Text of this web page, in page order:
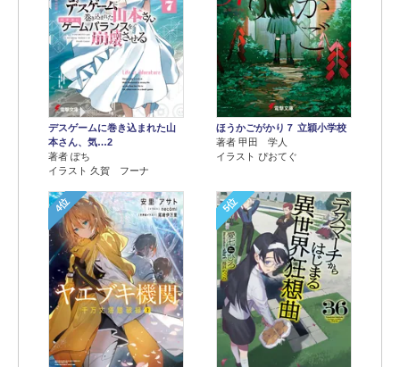
デスゲームに巻き込まれた山
本さん、気…2
著者 ぽち
イラスト 久賀 フーナ
ほうかごがかり７ 立穎小学校
著者 甲田 学人
イラスト ぴおてぐ
4位 5位